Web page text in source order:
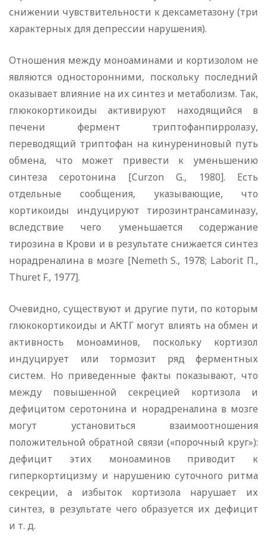
снижении чувствительности к дексаметазону (три
характерных для депрессии нарушения).
Отношения между моноаминами и кортизолом не
являются односторонними, поскольку последний
оказывает влияние на их синтез и метаболизм. Так,
глюкокортикоиды активируют находящийся в
печени фермент триптофанпирролазу,
переводящий триптофан на кинурениновый путь
обмена, что может привести к уменьшению
синтеза серотонина [Curzon G., 1980]. Есть
отдельные сообщения, указывающие, что
кортикоиды индуцируют тирозинтрансаминазу,
вследствие чего уменьшается содержание
тирозина в Крови и в результате снижается синтез
норадреналина в мозге [Nemeth S., 1978; Laborit П.,
Thuret F., 1977].
Очевидно, существуют и другие пути, по которым
глюкокортикоиды и АКТГ могут влиять на обмен и
активность моноаминов, поскольку кортизол
индуцирует или тормозит ряд ферментных
систем. Но приведенные факты показывают, что
между повышенной секрецией кортизола и
дефицитом серотонина и норадреналина в мозге
могут установиться взаимоотношения
положительной обратной связи («порочный круг»):
дефицит этих моноаминов приводит к
гиперкортицизму и нарушению суточного ритма
секреции, а избыток кортизола нарушает их
синтез, в результате чего образуется их дефицит
и т. д.